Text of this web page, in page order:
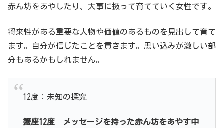
赤ん坊をあやしたり、大事に扱って育てていく女性です。
将来性がある重要な人物や価値のあるものを見出して育て
ます。自分が信じたことを貫きます。思い込みが激しい部
分もあるかもしれません。
12度：未知の探究
蟹座12度メッセージを持った赤ん坊をあやす中